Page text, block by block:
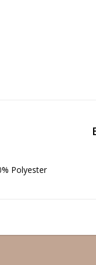
Polyester